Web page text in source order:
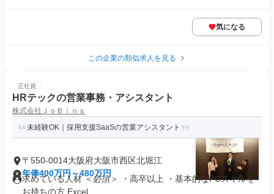
気になる
この企業の類似求人を見る
正社員
HRテックの営業事務・アシスタント
株式会社ＪｏＢｉｎｓ
未経験OK｜採用支援SaaSの営業アシスタント
〒550-0014大阪府大阪市西区北堀江
年俸400万円～480万円
求めている人材 ＜必須＞ ・高卒以上 ・基本的なPCスキルを
お持ちの方 Excel、...